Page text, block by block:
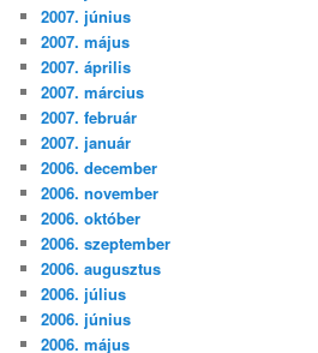
2007. június
2007. május
2007. április
2007. március
2007. február
2007. január
2006. december
2006. november
2006. október
2006. szeptember
2006. augusztus
2006. július
2006. június
2006. május